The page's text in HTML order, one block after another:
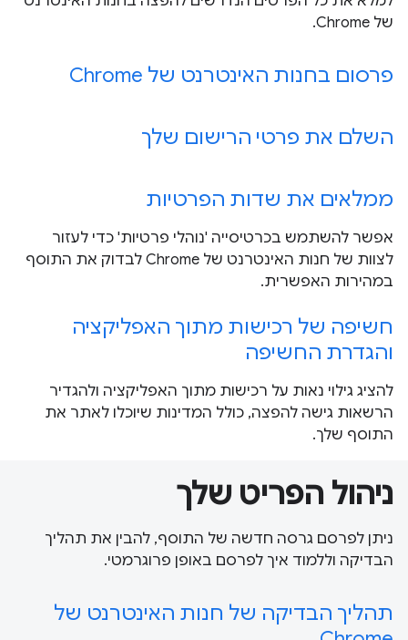
של Chrome.
פרסום בחנות האינטרנט של Chrome
השלם את פרטי הרישום שלך
ממלאים את שדות הפרטיות
אפשר להשתמש בכרטיסייה 'נוהלי פרטיות' כדי לעזור
לצוות של חנות האינטרנט של Chrome לבדוק את התוסף
במהירות האפשרית.
חשיפה של רכישות מתוך האפליקציה
והגדרת החשיפה
להציג גילוי נאות על רכישות מתוך האפליקציה ולהגדיר
הרשאות גישה להפצה, כולל המדינות שיוכלו לאתר את
התוסף שלך.
ניהול הפריט שלך
ניתן לפרסם גרסה חדשה של התוסף, להבין את תהליך
הבדיקה וללמוד איך לפרסם באופן פרוגרמטי.
תהליך הבדיקה של חנות האינטרנט של